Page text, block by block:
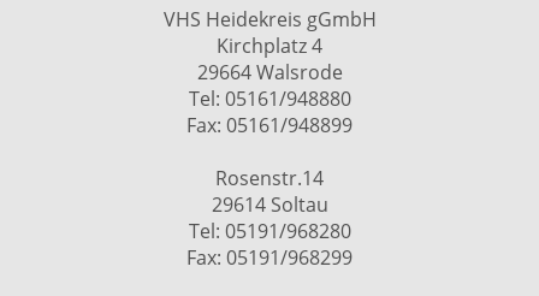
VHS Heidekreis gGmbH
Kirchplatz 4
29664 Walsrode
Tel: 05161/948880
Fax: 05161/948899
Rosenstr.14
29614 Soltau
Tel: 05191/968280
Fax: 05191/968299